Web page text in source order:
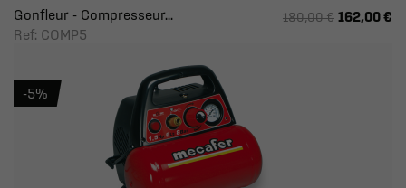
Gonfleur - Compresseur...
Ref: COMP5
180,00 € 162,00 €
-5%